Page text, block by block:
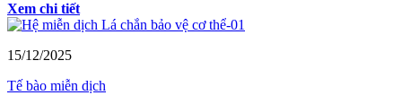
Xem chi tiết
15/12/2025
Tế bào miễn dịch